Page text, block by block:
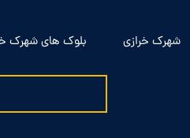
شهرک خرازی بلوک های شهرک